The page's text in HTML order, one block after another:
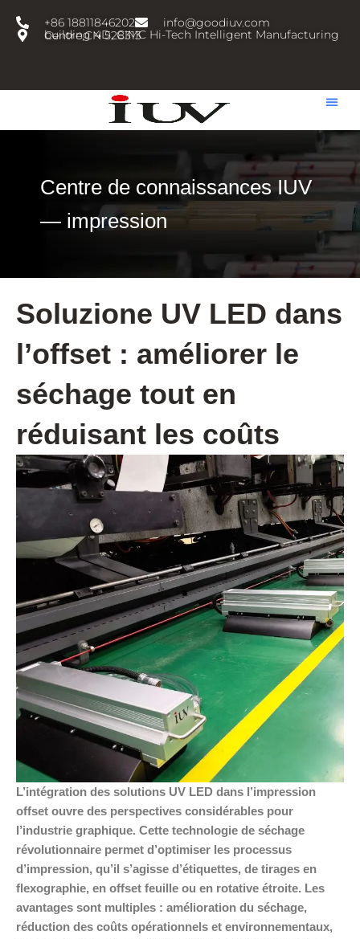
+86 18811846202
info@goodiuv.com
building 4D, CIMC Hi-Tech Intelligent Manufacturing Centre,CN 528313
Centre de connaissances IUV
— impression
Soluzione UV LED dans
l’offset : améliorer le
séchage tout en
réduisant les coûts
L’intégration des solutions UV LED dans l’impression
offset ouvre des perspectives considérables pour
l’industrie graphique. Cette technologie de séchage
révolutionnaire permet d’optimiser les processus
d’impression, qu’il s’agisse d’étiquettes, de tirages en
flexographie, en offset feuille ou en rotative étroite. Les
avantages sont multiples : amélioration du séchage,
réduction des coûts opérationnels et environnementaux,